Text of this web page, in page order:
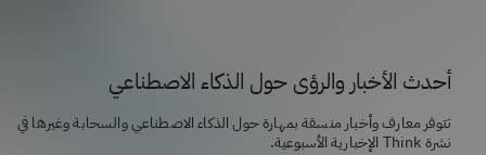
أحدث الأخبار والرؤى حول الذكاء الاصطناعي
تتوفر معارف وأخبار منسقة بمهارة حول الذكاء الاصطناعي والسحابة وغيرها في
نشرة Think الإخبارية الأسبوعية.